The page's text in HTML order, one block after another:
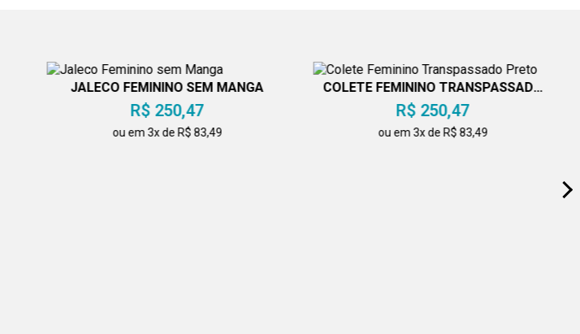
JALECO FEMININO SEM MANGA
R$ 250,47
ou em 3x de R$ 83,49
COLETE FEMININO TRANSPASSADO
PRETO
R$ 250,47
ou em 3x de R$ 83,49